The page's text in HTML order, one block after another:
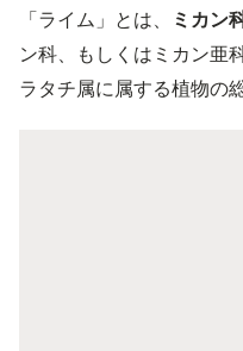
「ライム」とは、 ミカン
ン科、もしくはミカン亜
ラタチ属に属する植物の